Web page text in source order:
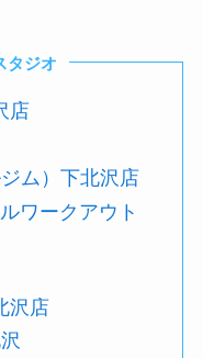
タジオ
店
ム）下北沢店
ワークアウト
沢店